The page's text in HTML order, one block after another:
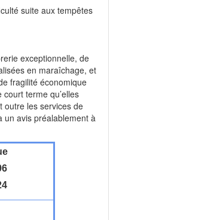
suite aux tempêtes
exceptionnelle, de
en maraîchage, et
fragilité économique
terme qu’elles
outre les services de
un avis préalablement à